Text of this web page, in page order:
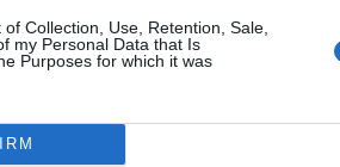
Collection, Use, Retention, Sale,
my Personal Data that Is
Purposes for which it was